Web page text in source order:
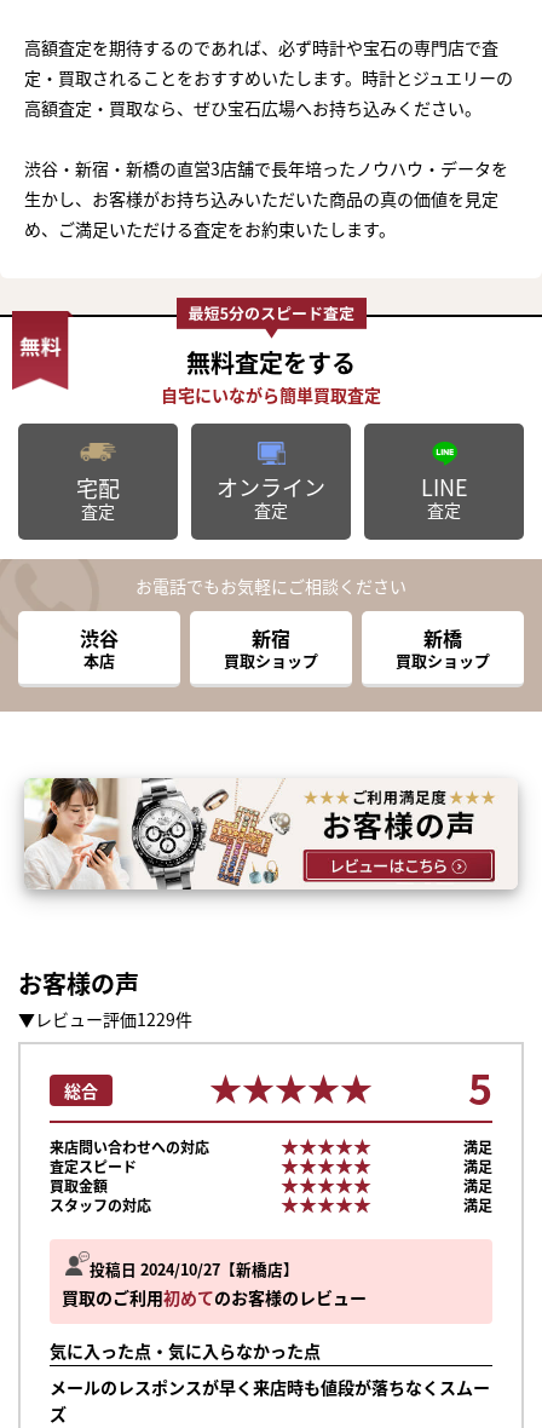
高額査定を期待するのであれば、必ず時計や宝石の専門店で査
定・買取されることをおすすめいたします。時計とジュエリーの
高額査定・買取なら、ぜひ宝石広場へお持ち込みください。
渋谷・新宿・新橋の直営3店舗で長年培ったノウハウ・データを
生かし、お客様がお持ち込みいただいた商品の真の価値を見定
め、ご満足いただける査定をお約束いたします。
無料査定をする
宅配
査定
オンライン
査定
LINE
査定
お電話でもお気軽にご相談ください
渋谷
本店
新宿
買取ショップ
新橋
買取ショップ
お客様の声
▼レビュー評価1229件
投稿日 2024/10/27 新橋店
買取のご利用初めてのお客様のレビュー
気に入った点・気に入らなかった点
メールのレスポンスが早く来店時も値段が落ちなくスムー
ズ
総合 ★★★★★
★★★★★ 5
来店問い合わせへの対応 ★★★★★
★★★★★
満足
査定スピード
★★★★★
★★★★★
満足
買取金額
★★★★★
★★★★★
満足
スタッフの対応
★★★★★
★★★★★ 満足